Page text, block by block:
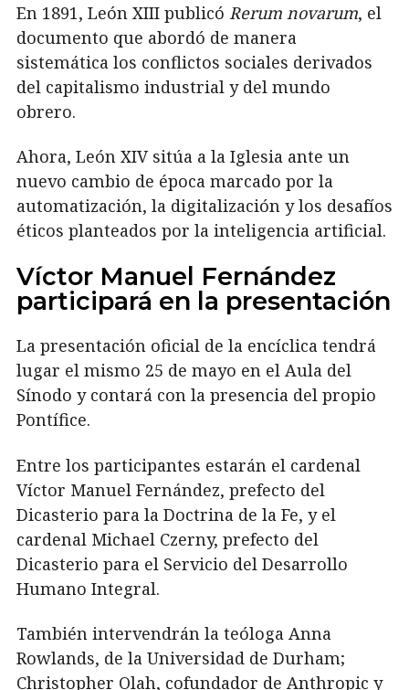
En 1891, León XIII publicó Rerum novarum, el
documento que abordó de manera
sistemática los conflictos sociales derivados
del capitalismo industrial y del mundo
obrero.
Ahora, León XIV sitúa a la Iglesia ante un
nuevo cambio de época marcado por la
automatización, la digitalización y los desafíos
éticos planteados por la inteligencia artificial.
Víctor Manuel Fernández
participará en la presentación
La presentación oficial de la encíclica tendrá
lugar el mismo 25 de mayo en el Aula del
Sínodo y contará con la presencia del propio
Pontífice.
Entre los participantes estarán el cardenal
Víctor Manuel Fernández, prefecto del
Dicasterio para la Doctrina de la Fe, y el
cardenal Michael Czerny, prefecto del
Dicasterio para el Servicio del Desarrollo
Humano Integral.
También intervendrán la teóloga Anna
Rowlands, de la Universidad de Durham;
Christopher Olah, cofundador de Anthropic y